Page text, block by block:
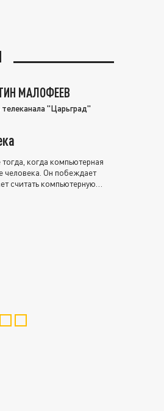
МАЛОФЕЕВ
"Царьград"
когда компьютерная
человека. Он побеждает
считать компьютерную